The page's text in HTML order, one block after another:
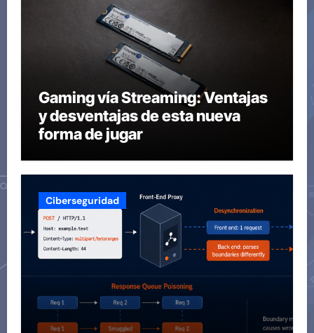
Gaming vía Streaming: Ventajas
y desventajas de esta nueva
forma de jugar
Ciberseguridad